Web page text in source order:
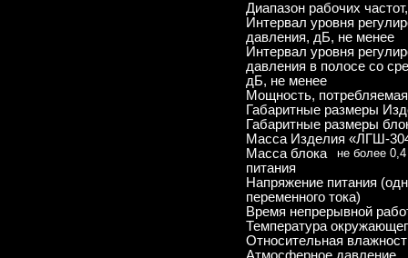
Диапазон рабочих
Интервал уровня
давления, дБ, не менее
Интервал уровня
давления в полосе со
дБ, не менее
Мощность,
Габаритные размеры
Габаритные размеры
Масса Изделия «ЛГШ-
не более 0,4
Масса блока
питания
Напряжение питания
переменного тока)
Время непрерывной
Температура
Относительная